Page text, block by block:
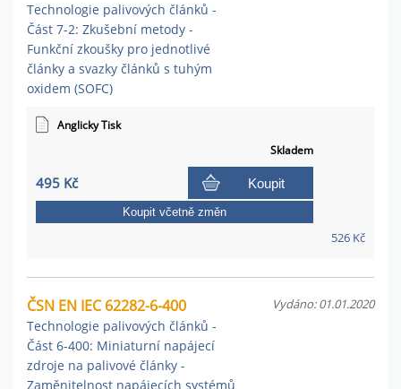
Technologie palivových článků -
Část 7-2: Zkušební metody -
Funkční zkoušky pro jednotlivé
články a svazky článků s tuhým
oxidem (SOFC)
Anglicky Tisk
Skladem
495 Kč Koupit
526 Kč
Koupit včetně změn
ČSN EN IEC 62282-6-400
Technologie palivových článků -
Část 6-400: Miniaturní napájecí
zdroje na palivové články -
Zaměnitelnost napájecích systémů
Vydáno: 01.01.2020